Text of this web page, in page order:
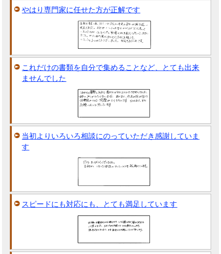
やはり専門家に任せた方が正解です
これだけの書類を自分で集めることなど、とても出来
ませんでした
当初よりいろいろ相談にのっていただき感謝していま
す
スピードにも対応にも、とても満足しています